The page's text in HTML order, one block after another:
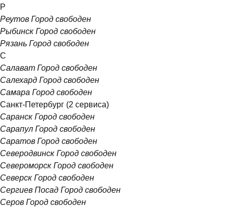
Р
Реутов Город свободен
Рыбинск Город свободен
Рязань Город свободен
С
Салават Город свободен
Салехард Город свободен
Самара Город свободен
Санкт-Петербург (2 сервиса)
Саранск Город свободен
Сарапул Город свободен
Саратов Город свободен
Северодвинск Город свободен
Североморск Город свободен
Северск Город свободен
Сергиев Посад Город свободен
Серов Город свободен